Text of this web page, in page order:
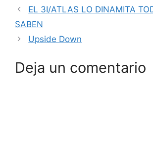
EL 3I/ATLAS LO DINAMITA
SABEN
Upside Down
Deja un comentario